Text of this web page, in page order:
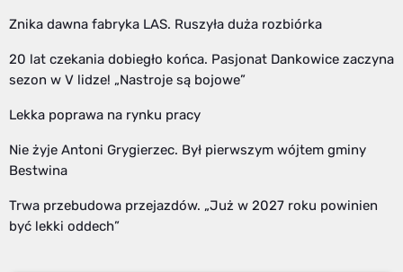
Znika dawna fabryka LAS. Ruszyła duża rozbiórka
20 lat czekania dobiegło końca. Pasjonat Dankowice zaczyna
sezon w V lidze! „Nastroje są bojowe”
Lekka poprawa na rynku pracy
Nie żyje Antoni Grygierzec. Był pierwszym wójtem gminy
Bestwina
Trwa przebudowa przejazdów. „Już w 2027 roku powinien
być lekki oddech”